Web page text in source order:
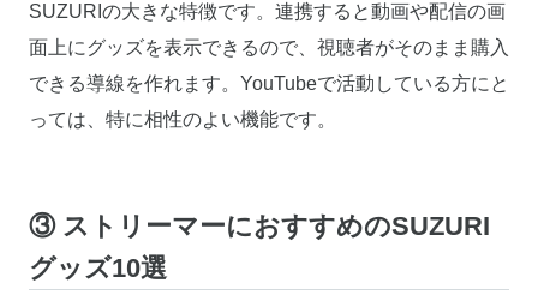
SUZURIの大きな特徴です。連携すると動画や配信の画
面上にグッズを表示できるので、視聴者がそのまま購入
できる導線を作れます。YouTubeで活動している方にと
っては、特に相性のよい機能です。
③ ストリーマーにおすすめのSUZURI
グッズ10選